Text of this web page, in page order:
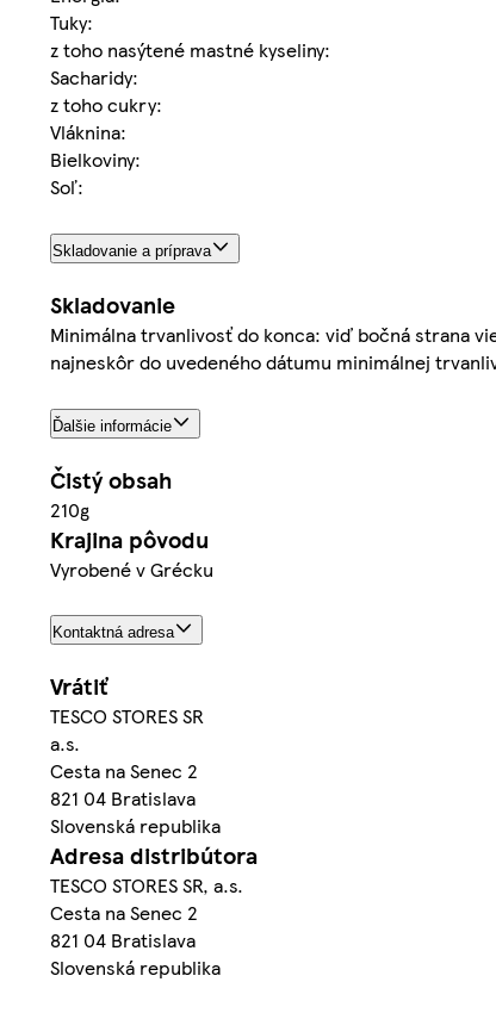
Tuky:
z toho nasýtené mastné kyseliny:
Sacharidy:
z toho cukry:
Vláknina:
Bielkoviny:
Soľ:
Skladovanie a príprava
Skladovanie
Minimálna trvanlivosť do konca: viď bočná strana
najneskôr do uvedeného dátumu minimálnej
Ďalšie informácie
Čistý obsah
210g
Krajina pôvodu
Vyrobené v Grécku
Kontaktná adresa
Vrátiť
TESCO STORES SR
a.s.
Cesta na Senec 2
821 04 Bratislava
Slovenská republika
Adresa distribútora
TESCO STORES SR, a.s.
Cesta na Senec 2
821 04 Bratislava
Slovenská republika